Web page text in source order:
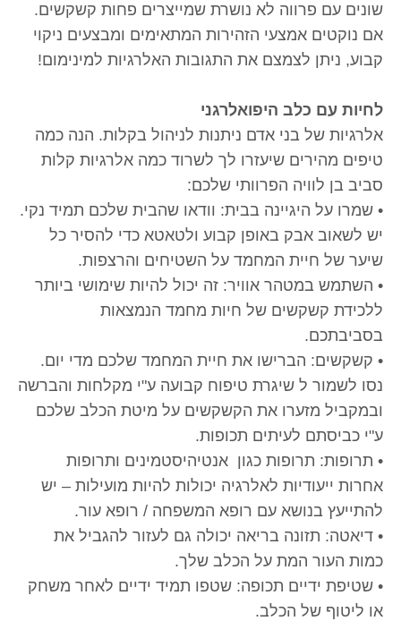
שונים עם פרווה לא נושרת שמייצרים פחות קשקשים.
אם נוקטים אמצעי הזהירות המתאימים ומבצעים ניקוי
קבוע, ניתן לצמצם את התגובות האלרגיות למינימום!
לחיות עם כלב היפואלרגני
אלרגיות של בני אדם ניתנות לניהול בקלות. הנה כמה
טיפים מהירים שיעזרו לך לשרוד כמה אלרגיות קלות
סביב בן לוויה הפרוותי שלכם:
• שמרו על היגיינה בבית: וודאו שהבית שלכם תמיד נקי.
יש לשאוב אבק באופן קבוע ולטאטא כדי להסיר כל
שיער של חיית המחמד על השטיחים והרצפות.
• השתמש במטהר אוויר: זה יכול להיות שימושי ביותר
ללכידת קשקשים של חיות מחמד הנמצאות
בסביבתכם.
• קשקשים: הברישו את חיית המחמד שלכם מדי יום.
נסו לשמור ל שיגרת טיפוח קבועה ע"י מקלחות והברשה
ובמקביל מזערו את הקשקשים על מיטת הכלב שלכם
ע"י כביסתם לעיתים תכופות.
• תרופות: תרופות כגון אנטיהיסטמינים ותרופות
אחרות ייעודיות לאלרגיה יכולות להיות מועילות – יש
להתייעץ בנושא עם רופא המשפחה / רופא עור.
• דיאטה: תזונה בריאה יכולה גם לעזור להגביל את
כמות העור המת על הכלב שלך.
• שטיפת ידיים תכופה: שטפו תמיד ידיים לאחר משחק
או ליטוף של הכלב.